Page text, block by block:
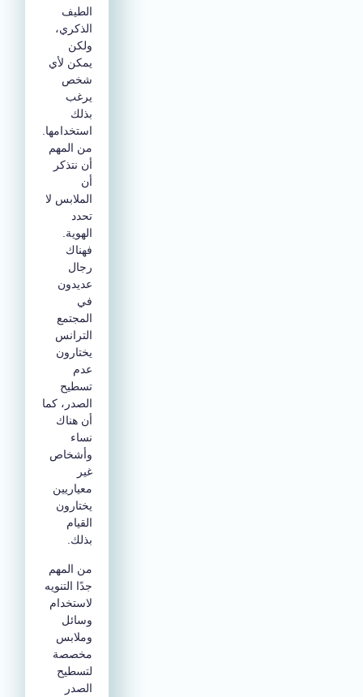
الطيف
الذكري،
ولكن
يمكن لأي
شخص
يرغب
استخدامها.
من المهم
أن نتذكر
الملابس لا
الهوية.
فهناك
رجال
عديدون
المجتمع
الترانس
يختارون
تسطيح
الصدر، كما
أن هناك
وأشخاص
معياريين
يختارون
القيام
بذلك.
من المهم
جدًا التنويه
لاستخدام
وسائل
وملابس
مخصصة
لتسطيح
الصدر